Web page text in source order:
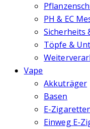
PH & EC
Sicherheits
Töpfe &
Vape
Akkuträger
Basen
E-
Einweg E-